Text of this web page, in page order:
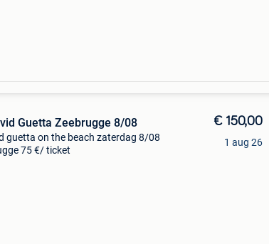
Guetta Zeebrugge 8/08
guetta on the beach zaterdag 8/08
75 €/ ticket
€ 150,00
1 aug 26